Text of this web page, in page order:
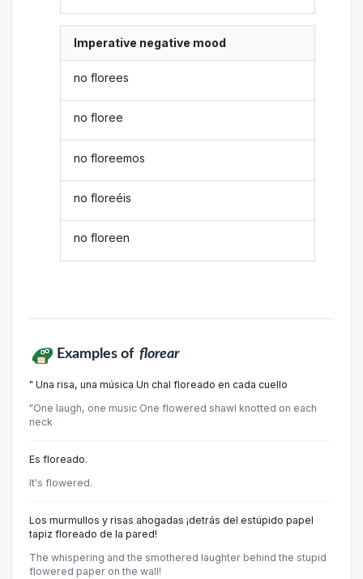
Imperative negative mood
no florees
no floree
no floreemos
no floreéis
no floreen
Examples of florear
" Una risa, una música Un chal floreado en cada cuello
"One laugh, one music One flowered shawl knotted on each
neck
Es floreado.
It's flowered.
Los murmullos y risas ahogadas ¡detrás del estúpido papel
tapiz floreado de la pared!
The whispering and the smothered laughter behind the stupid
flowered paper on the wall!